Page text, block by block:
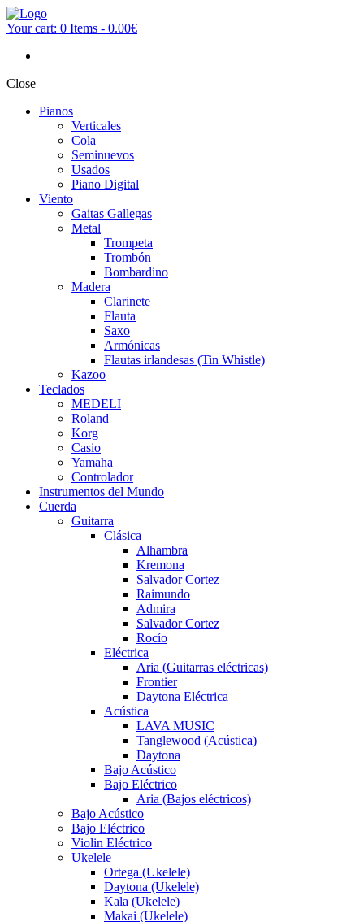
Your cart: 0 Items - 0.00€
Close
Pianos
Verticales
Cola
Seminuevos
Usados
Piano Digital
Viento
Gaitas Gallegas
Metal
Trompeta
Trombón
Bombardino
Madera
Clarinete
Flauta
Saxo
Armónicas
Flautas irlandesas (Tin Whistle)
Kazoo
Teclados
MEDELI
Roland
Korg
Casio
Yamaha
Controlador
Instrumentos del Mundo
Cuerda
Guitarra
Clásica
Alhambra
Kremona
Salvador Cortez
Raimundo
Admira
Salvador Cortez
Rocío
Eléctrica
Aria (Guitarras eléctricas)
Frontier
Daytona Eléctrica
Acústica
LAVA MUSIC
Tanglewood (Acústica)
Daytona
Bajo Acústico
Bajo Eléctrico
Aria (Bajos eléctricos)
Bajo Acústico
Bajo Eléctrico
Violin Eléctrico
Ukelele
Ortega (Ukelele)
Daytona (Ukelele)
Kala (Ukelele)
Makai (Ukelele)